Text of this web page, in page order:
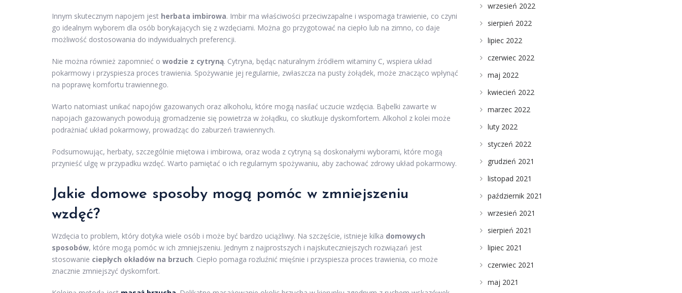
Innym skutecznym napojem jest herbata imbirowa. Imbir ma właściwości przeciwzapalne i wspomaga trawienie, co czyni
go idealnym wyborem dla osób borykających się z wzdęciami. Można go przygotować na ciepło lub na zimno, co daje
możliwość dostosowania do indywidualnych preferencji.
Nie można również zapomnieć o wodzie z cytryną. Cytryna, będąc naturalnym źródłem witaminy C, wspiera układ
pokarmowy i przyspiesza proces trawienia. Spożywanie jej regularnie, zwłaszcza na pusty żołądek, może znacząco wpłynąć
na poprawę komfortu trawiennego.
Warto natomiast unikać napojów gazowanych oraz alkoholu, które mogą nasilać uczucie wzdęcia. Bąbelki zawarte w
napojach gazowanych powodują gromadzenie się powietrza w żołądku, co skutkuje dyskomfortem. Alkohol z kolei może
podrażniać układ pokarmowy, prowadząc do zaburzeń trawiennych.
Podsumowując, herbaty, szczególnie miętowa i imbirowa, oraz woda z cytryną są doskonałymi wyborami, które mogą
przynieść ulgę w przypadku wzdęć. Warto pamiętać o ich regularnym spożywaniu, aby zachować zdrowy układ pokarmowy.
Jakie domowe sposoby mogą pomóc w zmniejszeniu
wzdęć?
Wzdęcia to problem, który dotyka wiele osób i może być bardzo uciążliwy. Na szczęście, istnieje kilka domowych
sposobów, które mogą pomóc w ich zmniejszeniu. Jednym z najprostszych i najskuteczniejszych rozwiązań jest
stosowanie ciepłych okładów na brzuch. Ciepło pomaga rozluźnić mięśnie i przyspiesza proces trawienia, co może
znacznie zmniejszyć dyskomfort.
wrzesień 2022
sierpień 2022
lipiec 2022
czerwiec 2022
maj 2022
kwiecień 2022
marzec 2022
luty 2022
styczeń 2022
grudzień 2021
listopad 2021
październik 2021
wrzesień 2021
sierpień 2021
lipiec 2021
czerwiec 2021
maj 2021